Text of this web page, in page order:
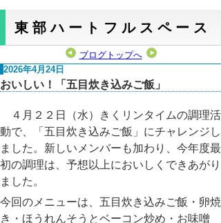
東部ハートフルスペース
ブログトップへ
2026年4月24日
おいしい！「五目炊き込みご飯」
４月２２日（水）きくリンタイムの調理活
動で、「五目炊き込みご飯」にチャレンジし
ました。新しいメンバーも加わり、今年度最
初の調理は、予想以上においしくできあがり
ました。
今回のメニューは、五目炊き込みご飯・卵焼
き・ほうれんそうとベーコン炒め・お味噌